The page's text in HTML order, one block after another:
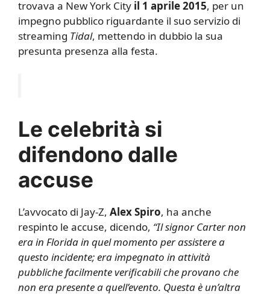
trovava a New York City il 1 aprile 2015, per un
impegno pubblico riguardante il suo servizio di
streaming Tidal, mettendo in dubbio la sua
presunta presenza alla festa.
Le celebrità si
difendono dalle
accuse
L’avvocato di Jay-Z, Alex Spiro, ha anche
respinto le accuse, dicendo, “Il signor Carter non
era in Florida in quel momento per assistere a
questo incidente; era impegnato in attività
pubbliche facilmente verificabili che provano che
non era presente a quell’evento. Questa è un’altra